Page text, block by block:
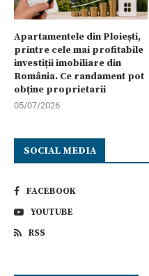
Apartamentele din Ploiești,
printre cele mai profitabile
investiții imobiliare din
România. Ce randament pot
obține proprietarii
05/07/2026
SOCIAL MEDIA
FACEBOOK
YOUTUBE
RSS